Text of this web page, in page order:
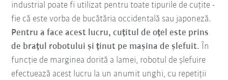
industrial poate fi utilizat pentru toate tipurile de cuțite -
fie că este vorba de bucătăria occidentală sau japoneză.
Pentru a face acest lucru, cuțitul de oțel este prins
de brațul robotului și ținut pe mașina de șlefuit. În
funcție de marginea dorită a lamei, robotul de șlefuire
efectuează acest lucru la un anumit unghi, cu repetiții